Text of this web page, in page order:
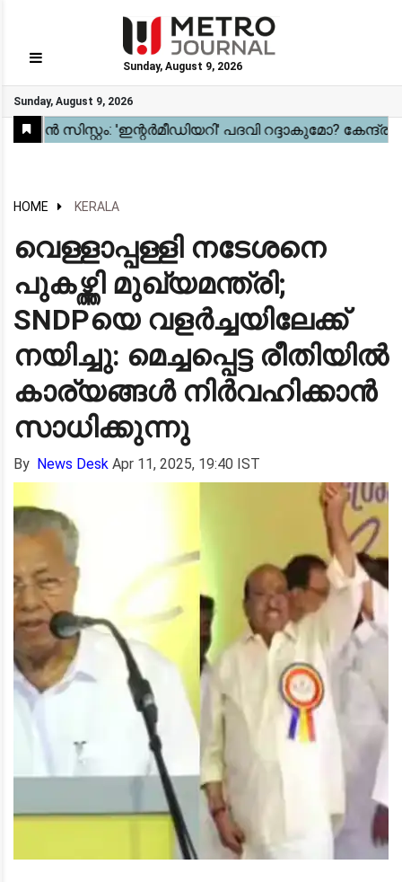
Sunday, August 9, 2026
Sunday, August 9, 2026
GO
Home
Kerala
National
Gulf
World
Sports
Movies
Health
Automobile
Travel
Education
Novel
Business
Technology
Webstory
HOME KERALA
വെള്ളാപ്പള്ളി നടേശനെ
പുകഴ്ത്തി മുഖ്യമന്ത്രി;
SNDPയെ വളർച്ചയിലേക്ക്
നയിച്ചു: മെച്ചപ്പെട്ട രീതിയിൽ
കാര്യങ്ങൾ നിർവഹിക്കാൻ
സാധിക്കുന്നു
By News Desk Apr 11, 2025, 19:40 IST